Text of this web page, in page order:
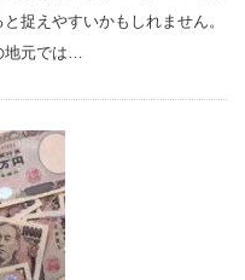
捉えやすいかもしれません。
地元では…